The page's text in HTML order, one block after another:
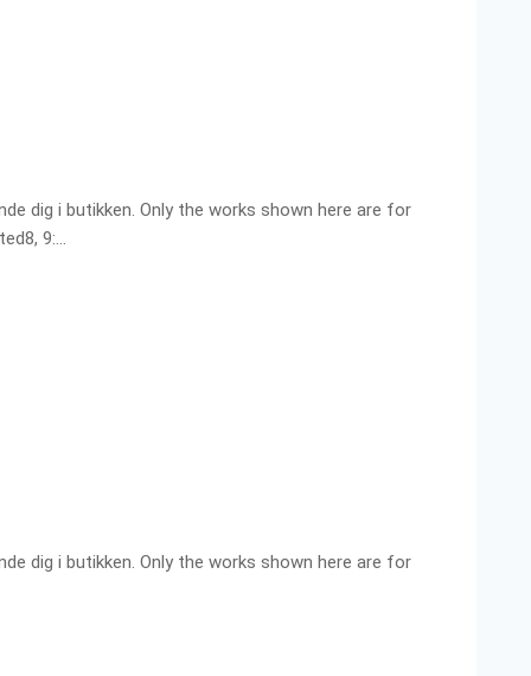
dig i butikken. Only the works shown here are for
9:…
dig i butikken. Only the works shown here are for